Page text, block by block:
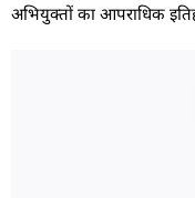
अभियुक्तों का आपराधिक